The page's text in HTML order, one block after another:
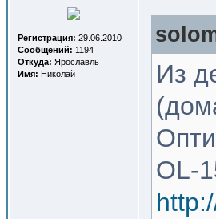
Регистрация: 29.06.2010
Сообщений: 1194
Откуда: Ярославль
Имя: Николай
Из
OL-